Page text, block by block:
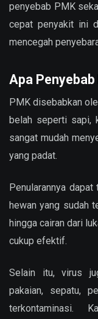
penyebab PMK
cepat penyakit ini
mencegah
Apa Penyebab
PMK disebabkan
belah seperti sapi,
sangat mudah
yang padat.
Penularannya
hewan yang sudah
hingga cairan dari
cukup efektif.
Selain itu, virus
pakaian, sepatu,
terkontaminasi.